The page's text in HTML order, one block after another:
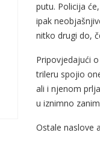
putu. Policija
ipak
nitko drugi do,
Pripovjedajući
trileru spojio
ali i njenom
u iznimno
Ostale naslove